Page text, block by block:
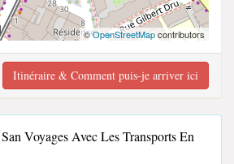
©OpenStreetMapcontributors
Itinéraire & Comment puis-je arriver ici
Voyages Avec Les Transports En